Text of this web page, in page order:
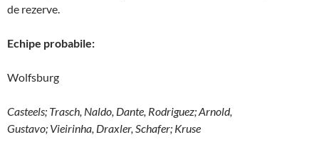
de rezerve.
Echipe probabile:
Wolfsburg
Casteels; Trasch, Naldo, Dante, Rodriguez; Arnold,
Gustavo; Vieirinha, Draxler, Schafer; Kruse